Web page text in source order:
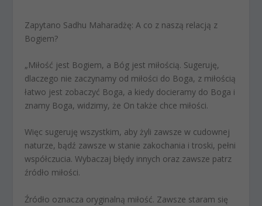
Zapytano Sadhu Maharadżę: A co z naszą relacją z
Bogiem?
„Miłość jest Bogiem, a Bóg jest miłością. Sugeruję,
dlaczego nie zaczynamy od miłości do Boga, z miłością
łatwo jest zobaczyć Boga, a kiedy docieramy do Boga i
znamy Boga, widzimy, że On także chce miłości.
Więc sugeruję wszystkim, aby żyli zawsze w cudownej
naturze, bądź zawsze w stanie zakochania i troski, pełni
współczucia. Wybaczaj błędy innych oraz zawsze patrz
źródło miłości.
Źródło oznacza oryginalną miłość. Zawsze staram się